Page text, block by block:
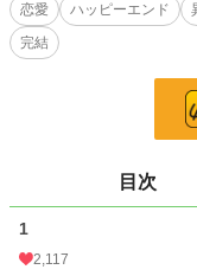
ミラベルが、当然のように
待ったをかける暇を与えず
「そう、そうなんだ。だか
思は変わらない。ただ、そ
「いや、だから。婚約を解
オーブリーは一呼吸置い
せた。
恋愛
ハッピーエンド
完結
目次
1
2,117